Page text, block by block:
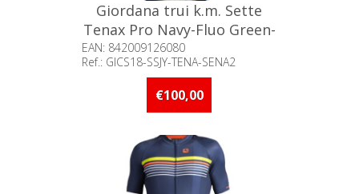
Giordana trui k.m. Sette
Tenax Pro Navy-Fluo Green-
Orange / S°
EAN: 842009126080
Ref.: GICS18-SSJY-TENA-SENA2
Beschikbaarheid:: Minder dan 5
stuks op voorraad
€100,00